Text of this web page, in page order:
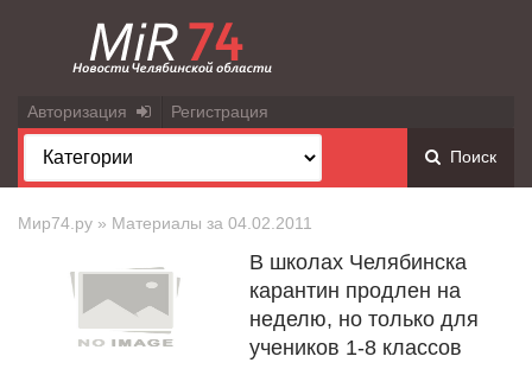
Авторизация Регистрация
Поиск
Мир74.ру » Материалы за 04.02.2011
В школах Челябинска
карантин продлен на
неделю, но только для
учеников 1-8 классов